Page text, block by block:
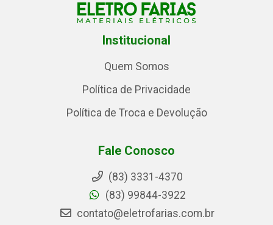
Institucional
Quem Somos
Política de Privacidade
Política de Troca e Devolução
Fale Conosco
(83) 3331-4370
(83) 99844-3922
contato@eletrofarias.com.br